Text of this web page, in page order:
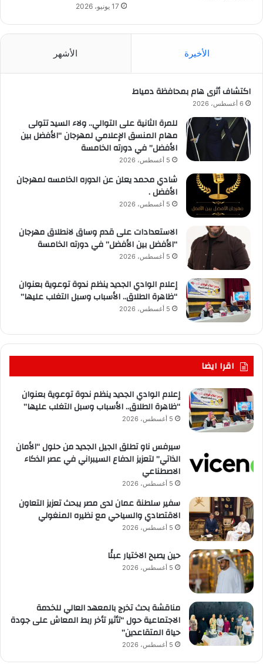
17 يونيو، 2026
الأخيرة الأشهر
اكتشاف أثرى هام بمحافظة دمياط
6 أغسطس، 2026
للمرة الثانية على التوالي.. ولاء السيد تتولى
مهام المنسق الإعلامي لمهرجان “الأفضل بين
الأفضل” في دورته الخامسة
5 أغسطس، 2026
شادي محمد يعلن عن الدوره الخامسه لمهرجان
الأفضل .
5 أغسطس، 2026
الاستعدادات على قدم وساق لانطلاق مهرجان
“الأفضل بين الأفضل” في دورته الخامسة
5 أغسطس، 2026
إعلام الوادي الجديد ينظم ندوة توعوية بعنوان
“ظاهرة الطلاق.. الأسباب وسبل التغلب عليها”
5 أغسطس، 2026
اقرا ايضا
إعلام الوادي الجديد ينظم ندوة توعوية بعنوان
“ظاهرة الطلاق.. الأسباب وسبل التغلب عليها”
5 أغسطس، 2026
سيرفس ناو تطلق الجيل الجديد من حلول “الأمان
الذاتي” لتعزيز الدفاع السيبراني في عصر الذكاء
الاصطناعي
5 أغسطس، 2026
سفير سلطنة عمان لدى مصر يبحث تعزيز التعاون
الاقتصادي والسياحي مع نظيره المنغولي
5 أغسطس، 2026
حين يصبح الاختيار عبئًا
5 أغسطس، 2026
مناقشة بحث تخرج بالمعهد العالي للخدمة
الاجتماعية حول “تأثير تأخر ربط المعاش على جودة
حياة المتقاعدين”
5 أغسطس، 2026